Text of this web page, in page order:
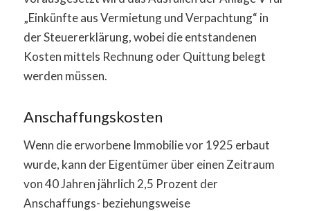
„Einkünfte aus Vermietung und Verpachtung“ in
der Steuererklärung, wobei die entstandenen
Kosten mittels Rechnung oder Quittung belegt
werden müssen.
Anschaffungskosten
Wenn die erworbene Immobilie vor 1925 erbaut
wurde, kann der Eigentümer über einen Zeitraum
von 40 Jahren jährlich 2,5 Prozent der
Anschaffungs- beziehungsweise